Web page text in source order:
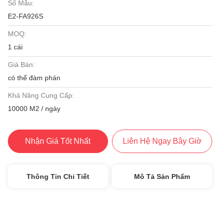
Số Mẫu:
E2-FA926S
MOQ:
1 cái
Giá Bán:
có thể đàm phán
Khả Năng Cung Cấp:
10000 M2 / ngày
Nhận Giá Tốt Nhất Liên Hệ Ngay Bây Giờ
Thông Tin Chi Tiết Mô Tả Sản Phẩm